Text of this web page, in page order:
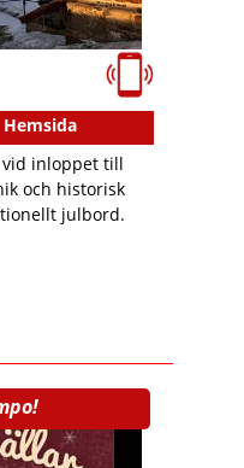
Hemsida
vid inloppet till
och historisk
julbord.